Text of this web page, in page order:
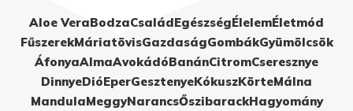
Aloe VeraBodzaCsaládEgészségÉlelemÉletmód
FűszerekMáriatövisGazdaságGombákGyümölcsök
ÁfonyaAlmaAvokádóBanánCitromCseresznye
DinnyeDióEperGesztenyeKókuszKörteMálna
MandulaMeggyNarancsŐszibarackHagyomány